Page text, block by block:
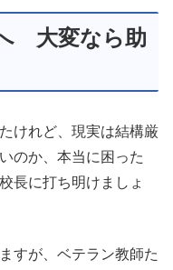
大変なら助
けれど、現実は結構厳
のか、本当に困った
長に打ち明けましょ
すが、ベテラン教師た